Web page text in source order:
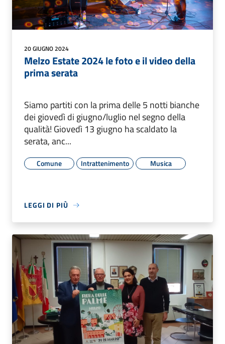
20 GIUGNO 2024
Melzo Estate 2024 le foto e il video della
prima serata
Siamo partiti con la prima delle 5 notti bianche
dei giovedì di giugno/luglio nel segno della
qualità! Giovedì 13 giugno ha scaldato la
serata, anc...
Comune Intrattenimento Musica
LEGGI DI PIÙ